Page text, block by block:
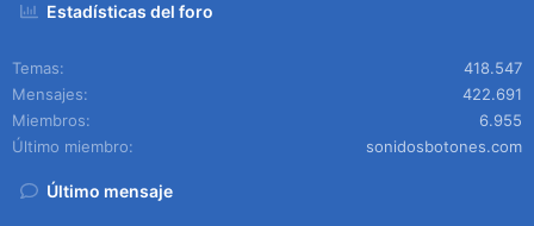
Estadísticas del foro
Temas
418.547
Mensajes
422.691
Miembros
6.955
Último miembro
sonidosbotones.com
Último mensaje